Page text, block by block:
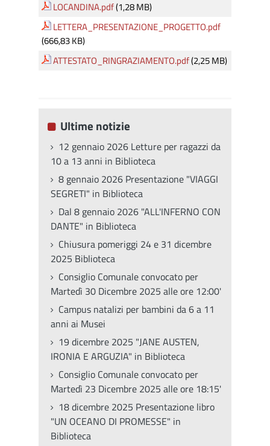
LOCANDINA.pdf(1,28 MB)
LETTERA_PRESENTAZIONE_PROGETTO.pdf
(666,83 KB)
ATTESTATO_RINGRAZIAMENTO.pdf(2,25 MB)
Ultime notizie
12 gennaio 2026 Letture per ragazzi da
10 a 13 anni in Biblioteca
8 gennaio 2026 Presentazione "VIAGGI
SEGRETI" in Biblioteca
Dal 8 gennaio 2026 "ALL'INFERNO CON
DANTE" in Biblioteca
Chiusura pomeriggi 24 e 31 dicembre
2025 Biblioteca
Consiglio Comunale convocato per
Martedì 30 Dicembre 2025 alle ore 12:00'
Campus natalizi per bambini da 6 a 11
anni ai Musei
19 dicembre 2025 "JANE AUSTEN,
IRONIA E ARGUZIA" in Biblioteca
Consiglio Comunale convocato per
Martedì 23 Dicembre 2025 alle ore 18:15'
18 dicembre 2025 Presentazione libro
"UN OCEANO DI PROMESSE" in
Biblioteca